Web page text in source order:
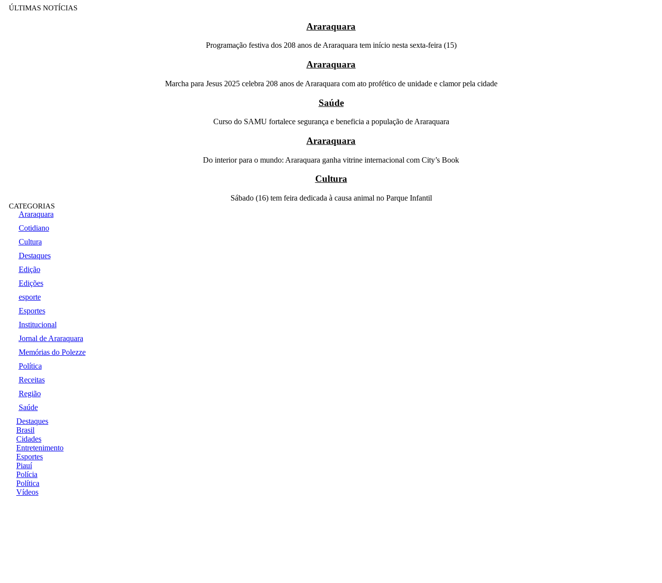
ÚLTIMAS NOTÍCIAS
Araraquara
Programação festiva dos 208 anos de Araraquara tem início nesta sexta-feira (15)
Araraquara
Marcha para Jesus 2025 celebra 208 anos de Araraquara com ato profético de unidade e clamor pela cidade
Saúde
Curso do SAMU fortalece segurança e beneficia a população de Araraquara
Araraquara
Do interior para o mundo: Araraquara ganha vitrine internacional com City’s Book
Cultura
Sábado (16) tem feira dedicada à causa animal no Parque Infantil
CATEGORIAS
Araraquara
Cotidiano
Cultura
Destaques
Edição
Edições
esporte
Esportes
Institucional
Jornal de Araraquara
Memórias do Polezze
Política
Receitas
Região
Saúde
Destaques
Brasil
Cidades
Entretenimento
Esportes
Piauí
Polícia
Política
Vídeos